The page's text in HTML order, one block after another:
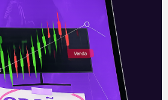
E EU COM ISSO